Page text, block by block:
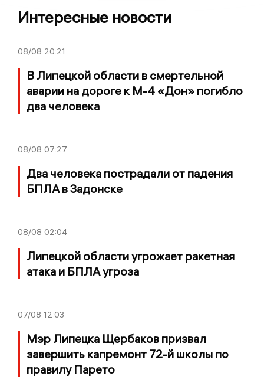
Интересные новости
08/08 20:21
В Липецкой области в смертельной
аварии на дороге к М-4 «Дон» погибло
два человека
08/08 07:27
Два человека пострадали от падения
БПЛА в Задонске
08/08 02:04
Липецкой области угрожает ракетная
атака и БПЛА угроза
07/08 12:03
Мэр Липецка Щербаков призвал
завершить капремонт 72-й школы по
правилу Парето